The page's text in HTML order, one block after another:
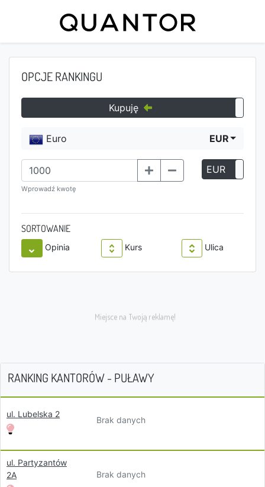
OPCJE RANKINGU
Kupuję
Euro EUR
Wprowadź kwotę
EUR
SORTOWANIE
Opinia Kurs Ulica
RANKING KANTORÓW - PUŁAWY
ul. Lubelska 2
Brak danych
ul. Partyzantów
2A
Brak danych